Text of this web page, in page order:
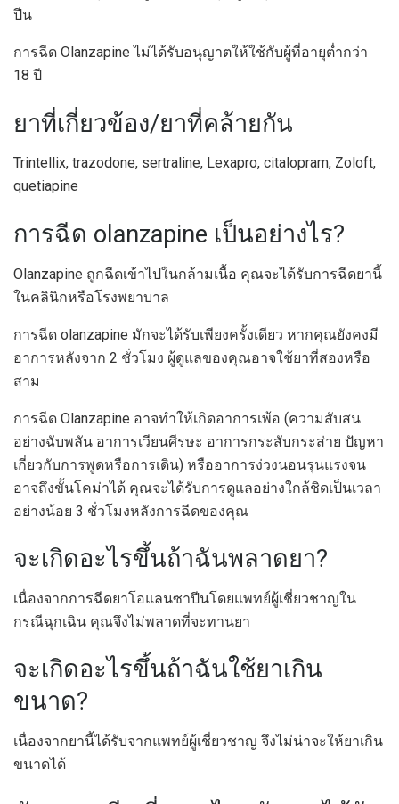
ปีน
การฉีด Olanzapine ไม่ได้รับอนุญาตให้ใช้กับผู้ที่อายุต่ำกว่า
18 ปี
ยาที่เกี่ยวข้อง/ยาที่คล้ายกัน
Trintellix, trazodone, sertraline, Lexapro, citalopram, Zoloft,
quetiapine
การฉีด olanzapine เป็นอย่างไร?
Olanzapine ถูกฉีดเข้าไปในกล้ามเนื้อ คุณจะได้รับการฉีดยานี้
ในคลินิกหรือโรงพยาบาล
การฉีด olanzapine มักจะได้รับเพียงครั้งเดียว หากคุณยังคงมี
อาการหลังจาก 2 ชั่วโมง ผู้ดูแลของคุณอาจใช้ยาที่สองหรือ
สาม
การฉีด Olanzapine อาจทำให้เกิดอาการเพ้อ (ความสับสน
อย่างฉับพลัน อาการเวียนศีรษะ อาการกระสับกระส่าย ปัญหา
เกี่ยวกับการพูดหรือการเดิน) หรืออาการง่วงนอนรุนแรงจน
อาจถึงขั้นโคม่าได้ คุณจะได้รับการดูแลอย่างใกล้ชิดเป็นเวลา
อย่างน้อย 3 ชั่วโมงหลังการฉีดของคุณ
จะเกิดอะไรขึ้นถ้าฉันพลาดยา?
เนื่องจากการฉีดยาโอแลนซาปีนโดยแพทย์ผู้เชี่ยวชาญใน
กรณีฉุกเฉิน คุณจึงไม่พลาดที่จะทานยา
จะเกิดอะไรขึ้นถ้าฉันใช้ยาเกิน
ขนาด?
เนื่องจากยานี้ได้รับจากแพทย์ผู้เชี่ยวชาญ จึงไม่น่าจะให้ยาเกิน
ขนาดได้